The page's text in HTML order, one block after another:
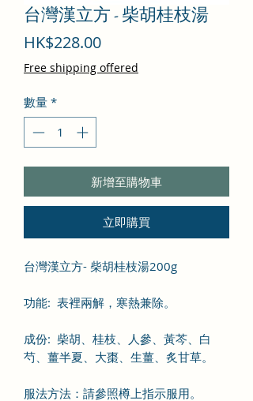
台灣漢立方 - 柴胡桂枝湯
HK$228.00價
格
Free shipping offered
數量 *
新增至購物車
立即購買
台灣漢立方- 柴胡桂枝湯200g
功能: 表裡兩解 ， 寒熱兼除。
成份: 柴胡 桂枝 人參 黃芩 、白
芍 、薑半夏 大棗 生薑、炙甘草。
服法方法： 請參照樽上指示服用。